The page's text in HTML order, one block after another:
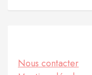
Nous contacter